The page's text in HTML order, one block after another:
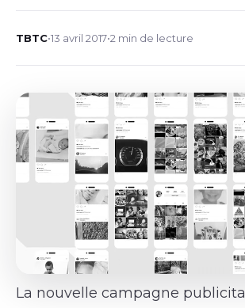
TBTC•13 avril 2017•2 min de lecture
La nouvelle campagne